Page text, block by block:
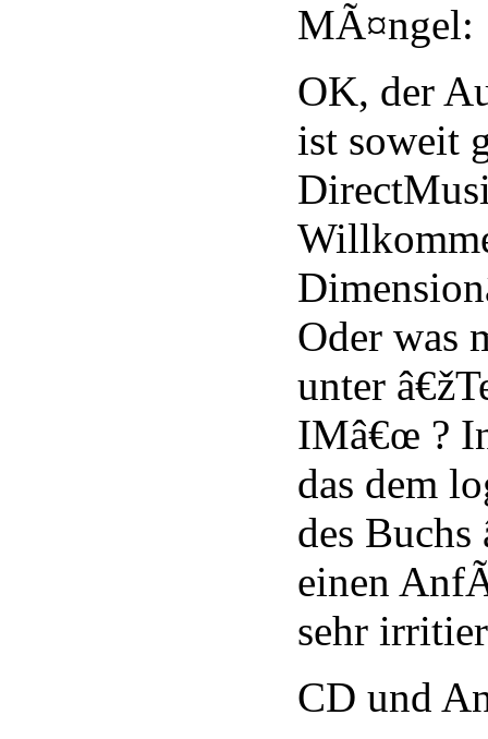
MÃ¤ngel:
OK, der
ist soweit
Oder was
unter
IMâ€œ ?
das dem
des
einen
sehr
CD und